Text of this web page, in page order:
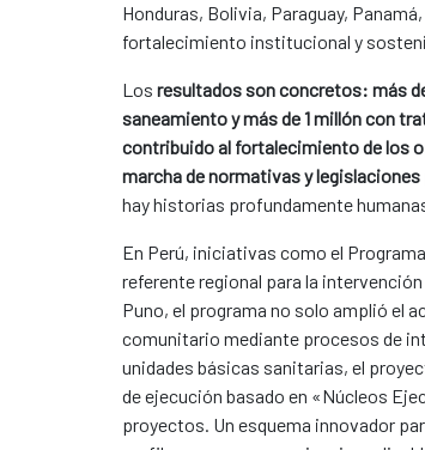
Honduras, Bolivia, Paraguay,
fortalecimiento institucional y
Los resultados son concretos: más
saneamiento y más de 1 millón con
contribuido al fortalecimiento de los
marcha de normativas y
hay historias profundamente
En Perú, iniciativas como el
referente regional para la
Puno, el programa no solo amplió el
comunitario mediante procesos de
unidades básicas sanitarias, el
de ejecución basado en «Núcleos
proyectos. Un esquema innovador